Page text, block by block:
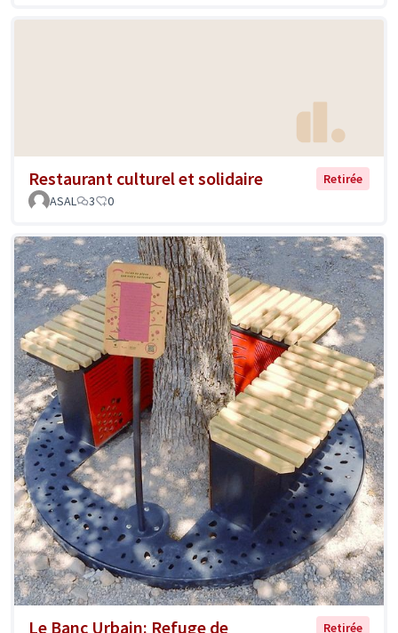
Restaurant culturel et solidaire
Retirée
ASAL
3 0
Le Banc Urbain: Refuge de Retirée